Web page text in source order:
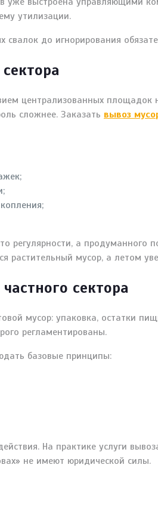
утилизации.
до игнорирования
централизованных
сложнее. Заказать вывоз
регулярности, а
растительный мусор, а летом
сектора
мусор: упаковка, остатки
регламентированы.
базовые принципы:
На практике услуги
не имеют юридической силы.